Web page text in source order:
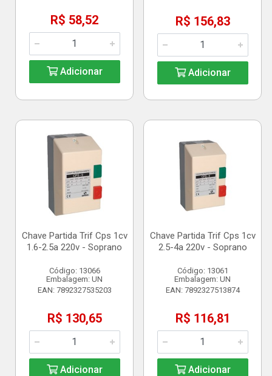
R$ 58,52
Adicionar
R$ 156,83
Adicionar
Chave Partida Trif Cps 1cv
1.6-2.5a 220v - Soprano
Código: 13066
Embalagem: UN
EAN: 7892327535203
R$ 130,65
Adicionar
Chave Partida Trif Cps 1cv
2.5-4a 220v - Soprano
Código: 13061
Embalagem: UN
EAN: 7892327513874
R$ 116,81
Adicionar